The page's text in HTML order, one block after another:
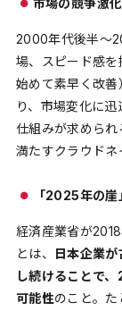
2000年代後半〜
場、スピード感を
始めて素早く改
り、市場変化に
仕組みが求めら
満たすクラウドネ
「2025年の崖
経済産業省が
とは、
日本企業
し続けることで
可能性のこと。